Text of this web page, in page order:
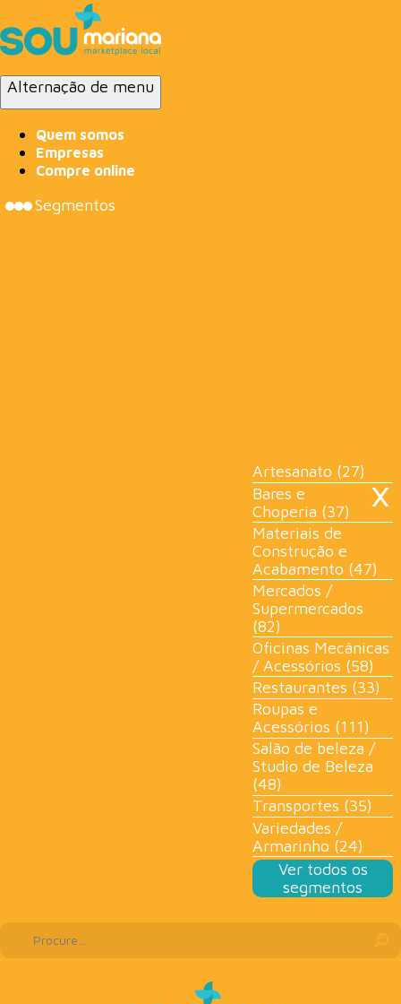
Alternação de menu
Quem somos
Empresas
Compre online
Segmentos
×
Artesanato (27)
Bares e
Choperia (37)
Materiais de
Construção e
Acabamento (47)
Mercados /
Supermercados
(82)
Oficinas Mecânicas
/ Acessórios (58)
Restaurantes (33)
Roupas e
Acessórios (111)
Salão de beleza /
Studio de Beleza
(48)
Transportes (35)
Variedades /
Armarinho (24)
Ver todos os
segmentos